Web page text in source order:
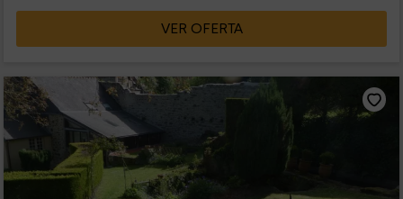
VER OFERTA